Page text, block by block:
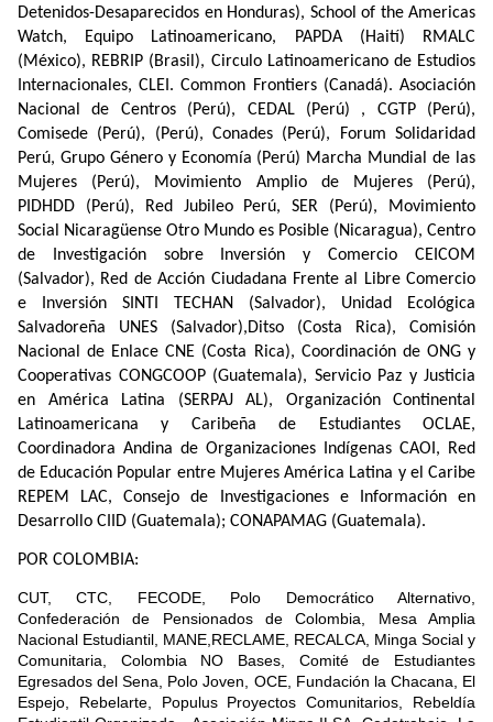
Detenidos-Desaparecidos en Honduras), School of the Americas
Watch, Equipo Latinoamericano, PAPDA (Haití) RMALC
(México), REBRIP (Brasil), Circulo Latinoamericano de Estudios
Internacionales, CLEI. Common Frontiers (Canadá). Asociación
Nacional de Centros (Perú), CEDAL (Perú) , CGTP (Perú),
Comisede (Perú), (Perú), Conades (Perú), Forum Solidaridad
Perú, Grupo Género y Economía (Perú) Marcha Mundial de las
Mujeres (Perú), Movimiento Amplio de Mujeres (Perú),
PIDHDD (Perú), Red Jubileo Perú, SER (Perú), Movimiento
Social Nicaragüense Otro Mundo es Posible (Nicaragua), Centro
de Investigación sobre Inversión y Comercio CEICOM
(Salvador), Red de Acción Ciudadana Frente al Libre Comercio
e Inversión SINTI TECHAN (Salvador), Unidad Ecológica
Salvadoreña UNES (Salvador),Ditso (Costa Rica), Comisión
Nacional de Enlace CNE (Costa Rica), Coordinación de ONG y
Cooperativas CONGCOOP (Guatemala), Servicio Paz y Justicia
en América Latina (SERPAJ AL), Organización Continental
Latinoamericana y Caribeña de Estudiantes OCLAE,
Coordinadora Andina de Organizaciones Indígenas CAOI, Red
de Educación Popular entre Mujeres América Latina y el Caribe
REPEM LAC, Consejo de Investigaciones e Información en
Desarrollo CIID (Guatemala); CONAPAMAG (Guatemala).
POR COLOMBIA:
CUT, CTC, FECODE, Polo Democrático Alternativo,
Confederación de Pensionados de Colombia, Mesa Amplia
Nacional Estudiantil, MANE,RECLAME, RECALCA, Minga Social y
Comunitaria, Colombia NO Bases, Comité de Estudiantes
Egresados del Sena, Polo Joven, OCE, Fundación la Chacana, El
Espejo, Rebelarte, Populus Proyectos Comunitarios, Rebeldía